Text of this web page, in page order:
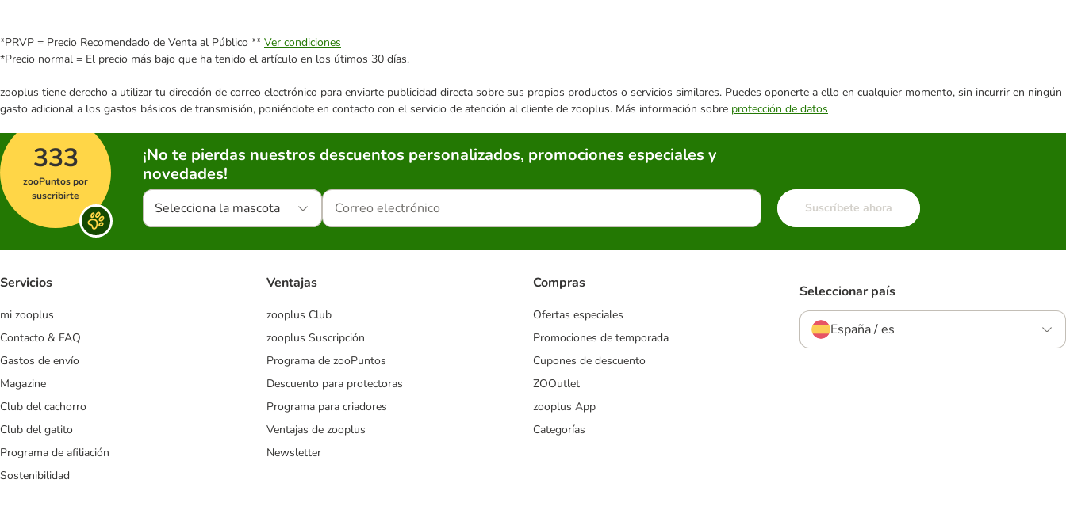
*PRVP = Precio Recomendado de Venta al Público ** Ver condiciones
*Precio normal = El precio más bajo que ha tenido el artículo en los útimos 30 días.
zooplus tiene derecho a utilizar tu dirección de correo electrónico para enviarte publicidad directa sobre sus propios productos o servicios similares. Puedes oponerte a ello en cualquier momento, sin incurrir en ningún
gasto adicional a los gastos básicos de transmisión, poniéndote en contacto con el servicio de atención al cliente de zooplus. Más información sobre protección de datos
333
zooPuntos por
suscribirte
¡No te pierdas nuestros descuentos personalizados, promociones especiales y
novedades!
Selecciona la mascota Suscríbete ahora
Servicios
mi zooplus
Contacto & FAQ
Gastos de envío
Magazine
Club del cachorro
Club del gatito
Programa de afiliación
Sostenibilidad
Ventajas
zooplus Club
zooplus Suscripción
Programa de zooPuntos
Descuento para protectoras
Programa para criadores
Ventajas de zooplus
Newsletter
Compras
Ofertas especiales
Promociones de temporada
Cupones de descuento
ZOOutlet
zooplus App
Categorías
Seleccionar país
España / es